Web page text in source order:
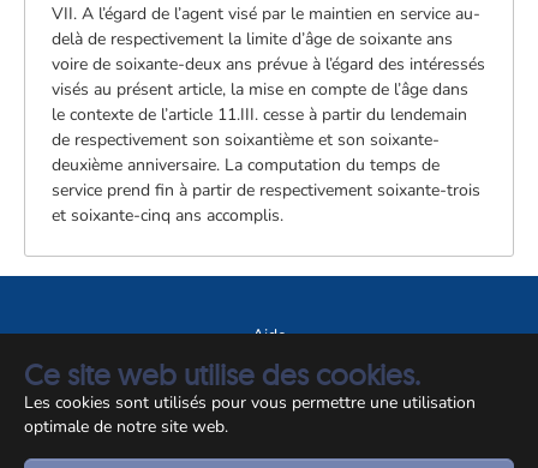
Ce site web utilise des cookies.
Les cookies sont utilisés pour vous permettre une utilisation
optimale de notre site web.
VII. A l’égard de l’agent visé par le maintien en service au-
delà de respectivement la limite d’âge de soixante ans
voire de soixante-deux ans prévue à l’égard des intéressés
visés au présent article, la mise en compte de l’âge dans
le contexte de l’article 11.III. cesse à partir du lendemain
de respectivement son soixantième et son soixante-
deuxième anniversaire. La computation du temps de
service prend fin à partir de respectivement soixante-trois
et soixante-cinq ans accomplis.
Aide
A propos du site
Notice légale
© CCSS 2026